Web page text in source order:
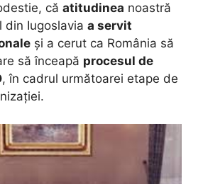
că atitudinea noastră
Iugoslavia a servit
și a cerut ca România să
să înceapă procesul de
, în cadrul următoarei etape de